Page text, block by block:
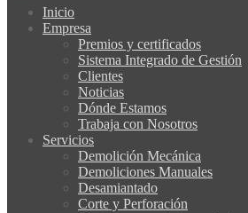
Inicio
Empresa
Premios y certificados
Sistema Integrado de Gestión
Clientes
Noticias
Dónde Estamos
Trabaja con Nosotros
Servicios
Demolición Mecánica
Demoliciones Manuales
Desamiantado
Corte y Perforación